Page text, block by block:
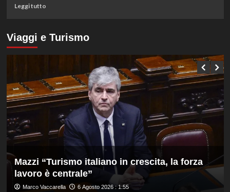
squadre
Leggi tuttoLeggi
su
Paltrinieri
di
5
km
di
Europei
oro
a
Viaggi e Turismo
Mazzi “Turismo italiano in crescita, la forza
lavoro è centrale”
Marco Vaccarella 6 Agosto 2026 : 1:55